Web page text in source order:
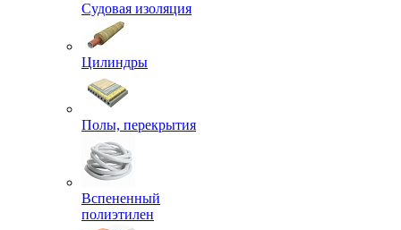
Судовая изоляция
Цилиндры
Полы, перекрытия
Вспененный
полиэтилен